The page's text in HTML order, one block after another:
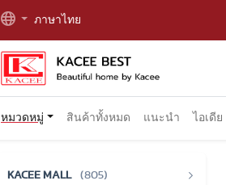
ภาษาไทย
หมวดหมู่ สินค้าทั้งหมด แนะนำ ไอเดีย
KACEE MALL
(805)